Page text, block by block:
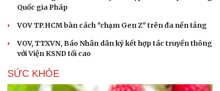
Quốc gia Pháp
VOV TP.HCM bàn cách "chạm Gen Z" trên đa nền tảng
VOV, TTXVN, Báo Nhân dân ký kết hợp tác truyền thông
với Viện KSND tối cao
SỨC KHỎE